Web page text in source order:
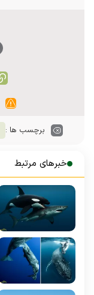
برچسب ها :
خبرهای مرتبط